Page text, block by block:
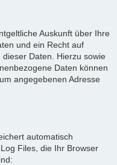
Auskunft über Ihre
und ein Recht auf
Daten. Hierzu sowie
Daten können
angegebenen Adresse
automatisch
Files, die Ihr Browser